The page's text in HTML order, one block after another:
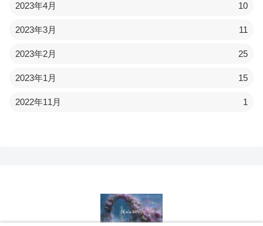
2023年4月 10
2023年3月 11
2023年2月 25
2023年1月 15
2022年11月 1